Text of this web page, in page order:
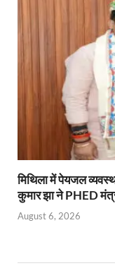
मिथिला में पेयजल
कुमार झा ने PHED
August 6, 2026